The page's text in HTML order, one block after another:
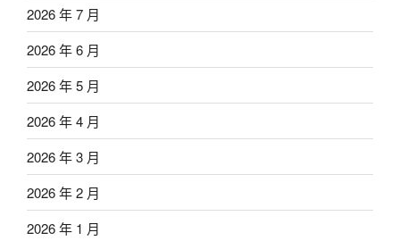
2026 年 7 月
2026 年 6 月
2026 年 5 月
2026 年 4 月
2026 年 3 月
2026 年 2 月
2026 年 1 月